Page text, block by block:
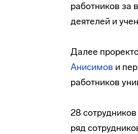
работников за
деятелей и
Далее
Анисимов и
работников
28
ряд